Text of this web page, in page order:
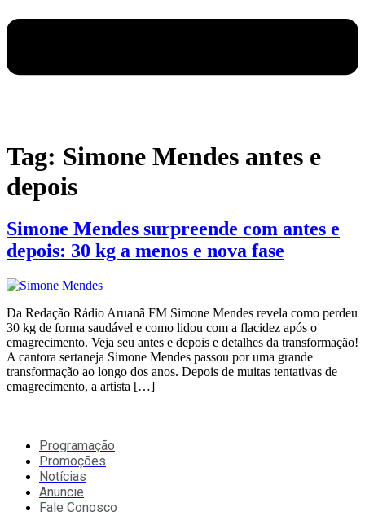
Tag: Simone Mendes antes e
depois
Simone Mendes surpreende com antes e
depois: 30 kg a menos e nova fase
Da Redação Rádio Aruanã FM Simone Mendes revela como perdeu
30 kg de forma saudável e como lidou com a flacidez após o
emagrecimento. Veja seu antes e depois e detalhes da transformação!
A cantora sertaneja Simone Mendes passou por uma grande
transformação ao longo dos anos. Depois de muitas tentativas de
emagrecimento, a artista […]
Programação
Promoções
Notícias
Anuncie
Fale Conosco